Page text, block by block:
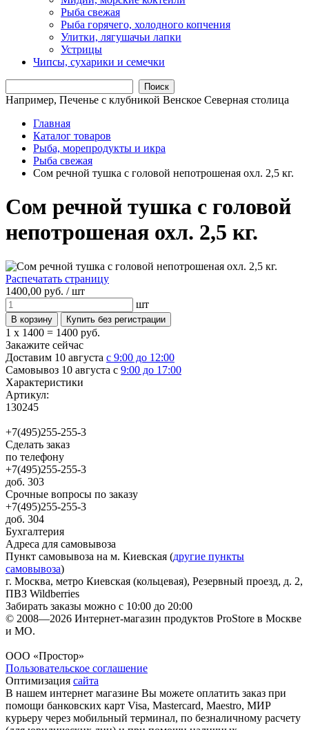
Рыба свежая
Рыба горячего, холодного копчения
Улитки, лягушачьи лапки
Устрицы
Чипсы, сухарики и семечки
Поиск
Например, Печенье с клубникой Венское Северная столица
Главная
Каталог товаров
Рыба, морепродукты и икра
Рыба свежая
Сом речной тушка с головой непотрошеная охл. 2,5 кг.
Сом речной тушка с головой
непотрошеная охл. 2,5 кг.
Распечатать страницу
1400,00 руб. /шт
шт
1 x 1400 = 1400 руб.
Закажите сейчас
Доставим 10 августа с 9:00 до 12:00
Самовывоз 10 августа с 9:00 до 17:00
Характеристики
Артикул:
130245
+7(495)255-255-3
Сделать заказ
по телефону
+7(495)255-255-3
доб. 303
Срочные вопросы по заказу
+7(495)255-255-3
доб. 304
Бухгалтерия
Адреса для самовывоза
Пункт самовывоза на м. Киевская (другие пункты
самовывоза)
г. Москва, метро Киевская (кольцевая), Резервный проезд, д. 2,
ПВЗ Wildberries
Забирать заказы можно с 10:00 до 20:00
© 2008—2026 Интернет-магазин продуктов ProStore в Москве
и МО.
ООО «Простор»
Пользовательское соглашение
Оптимизация сайта
В нашем интернет магазине Вы можете оплатить заказ при
помощи банковских карт Visa, Mastercard, Maestro, МИР
курьеру через мобильный терминал, по безналичному расчету